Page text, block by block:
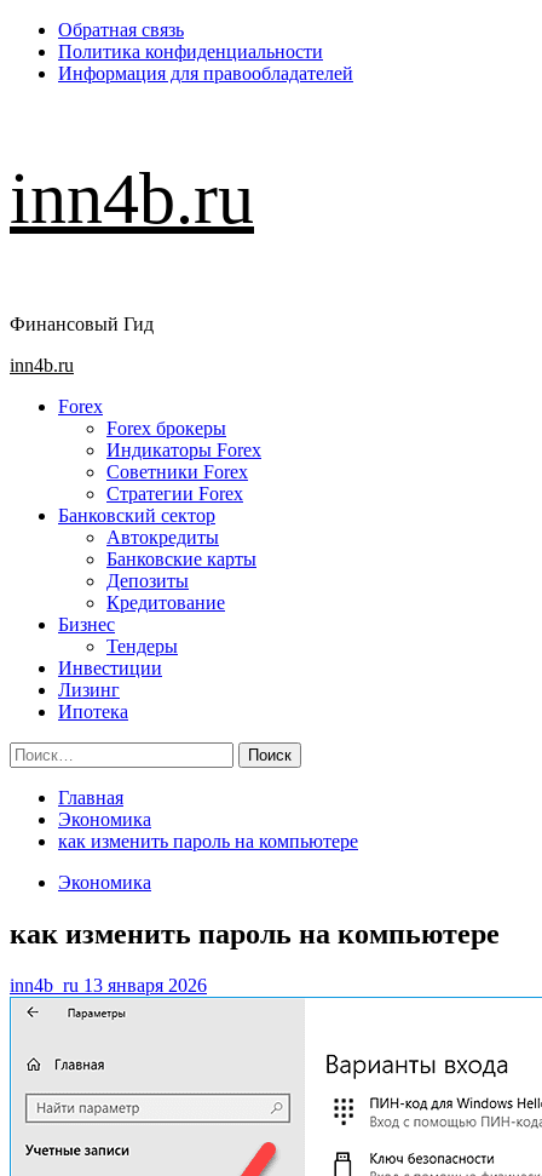
Перейти
содержимому
Обратная связь
Политика конфиденциальности
Информация для правообладателей
inn4b.ru
Финансовый Гид
Основное
inn4b.ru
Forex
Forex брокеры
Индикаторы Forex
Советники Forex
Стратегии Forex
Банковский сектор
Автокредиты
Банковские карты
Депозиты
Кредитование
Бизнес
Тендеры
Инвестиции
Лизинг
Ипотека
Найти:
Главная
Экономика
как изменить пароль на компьютере
Экономика
как изменить пароль на компьютере
inn4b_ru 13 января 2026